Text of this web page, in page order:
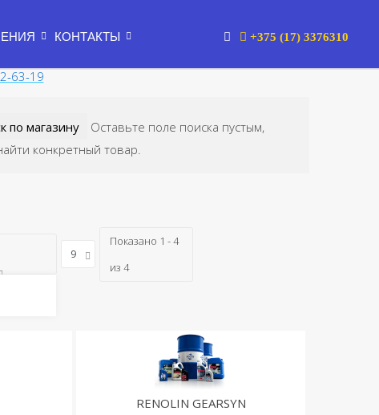
КОНТАКТЫ +375 (17) 3376310
63-19
Оставьте поле поиска пустым,
конкретный товар.
Показано 1 - 4
из 4
RENOLIN GEARSYN